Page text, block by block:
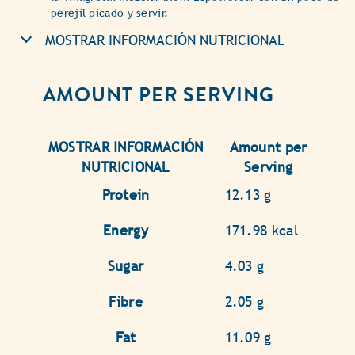
perejil picado y servir.
MOSTRAR INFORMACIÓN NUTRICIONAL
AMOUNT PER SERVING
MOSTRAR INFORMACIÓN
NUTRICIONAL
Amount per
Serving
Protein
12.13 g
Energy 171.98 kcal
Sugar 4.03 g
Fibre 2.05 g
Fat 11.09 g